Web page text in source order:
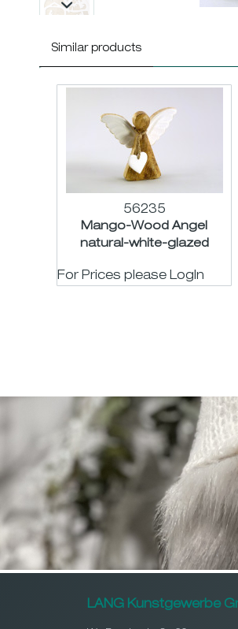
Similar products
56235
Mango-Wood Angel
natural-white-glazed
For Prices please LogIn
LANG Kunstgewerbe